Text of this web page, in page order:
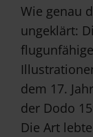
Wie genau
ungeklärt:
dem 17.
der Dodo
Die Art